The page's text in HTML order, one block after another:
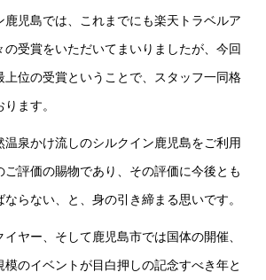
鹿児島では、これまでにも楽天トラベルア
の受賞をいただいてまいりましたが、今回
上位の受賞ということで、スタッフ一同格
ます。
温泉かけ流しのシルクイン鹿児島をご利用
ご評価の賜物であり、その評価に今後とも
らない、と、身の引き締まる思いです。
ヤー、そして鹿児島市では国体の開催、
模のイベントが目白押しの記念すべき年と